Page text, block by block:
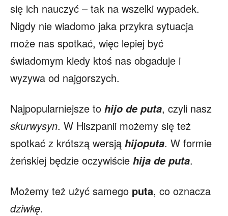
się ich nauczyć – tak na wszelki wypadek.
Nigdy nie wiadomo jaka przykra sytuacja
może nas spotkać, więc lepiej być
świadomym kiedy ktoś nas obgaduje i
wyzywa od najgorszych.
Najpopularniejsze to hijo de puta, czyli nasz
skurwysyn. W Hiszpanii możemy się też
spotkać z krótszą wersją hijoputa. W formie
żeńskiej będzie oczywiście hija de puta.
Możemy też użyć samego puta, co oznacza
dziwkę.